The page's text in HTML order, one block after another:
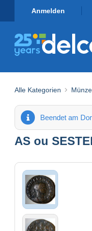
Anmelden
Alle Kategorien
Beendet am
AS ou